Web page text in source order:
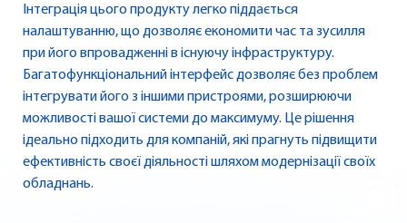
Інтеграція цього продукту легко піддається
налаштуванню, що дозволяє економити час та зусилля
при його впровадженні в існуючу інфраструктуру.
Багатофункціональний інтерфейс дозволяє без проблем
інтегрувати його з іншими пристроями, розширюючи
можливості вашої системи до максимуму. Це рішення
ідеально підходить для компаній, які прагнуть підвищити
ефективність своєї діяльності шляхом модернізації своїх
обладнань.